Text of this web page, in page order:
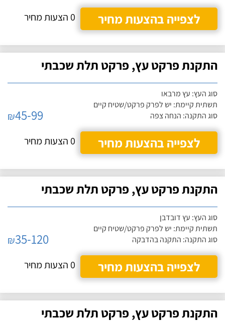
לצפייה בהצעות מחיר 0 הצעות מחיר
התקנת פרקט עץ, פרקט תלת שכבתי
סוג העץ: עץ מרבאו
תשתית קיימת: יש לפרק פרקט/שטיח קיים
סוג התקנה: הנחה צפה
₪45-99
לצפייה בהצעות מחיר
0 הצעות מחיר
התקנת פרקט עץ, פרקט תלת שכבתי
סוג העץ: עץ דובדבן
תשתית קיימת: יש לפרק פרקט/שטיח קיים
סוג התקנה: התקנה בהדבקה
₪35-120
לצפייה בהצעות מחיר
0 הצעות מחיר
התקנת פרקט עץ, פרקט תלת שכבתי